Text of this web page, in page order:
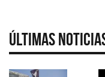
Últimas